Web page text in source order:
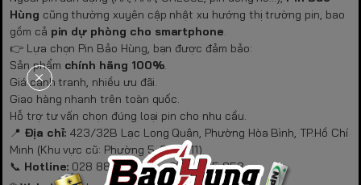
Hùng cũng thường xuyên cập nhật xu hướng thị trường pin, bao
gồm cả pin dự phòng cho smartphone.
👉 Lựa chọn Pin Bảo Hùng, bạn được đảm bảo:
Sản phẩm chính hãng 100%.
Giá cạnh tranh, nhiều ưu đãi.
Giao hàng nhanh trên toàn quốc.
Hỗ trợ tư vấn chọn đúng loại pin cho nhu cầu.
📍 Địa chỉ: 423/32B Lạc Long Quân, Phường Hòa Bình, TP.Hồ Chí
Minh (Khu vực cũ: Phường 5, Quận 11)
📞 Hotline: 028 8889 2828 – 0901 835 853